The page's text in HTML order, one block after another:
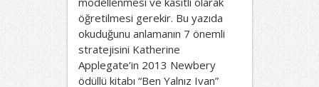
öğretilmesi gerekir. Bu yazıda
okuduğunu anlamanın 7 önemli
stratejisini Katherine
Applegate’in 2013 Newbery
ödüllü kitabı “Ben Yalnız Ivan”